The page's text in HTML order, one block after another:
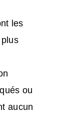
les
ou
aucun